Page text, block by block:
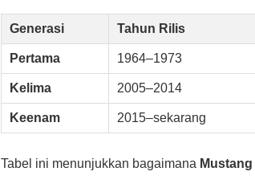
Generasi Tahun Rilis
Pertama 1964–1973
Kelima 2005–2014
Keenam 2015–sekarang
Tabel ini menunjukkan bagaimana Mustang